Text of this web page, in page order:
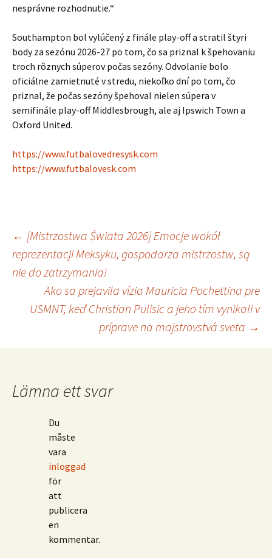
nesprávne rozhodnutie.“
Southampton bol vylúčený z finále play-off a stratil štyri
body za sezónu 2026-27 po tom, čo sa priznal k špehovaniu
troch rôznych súperov počas sezóny. Odvolanie bolo
oficiálne zamietnuté v stredu, niekoľko dní po tom, čo
priznal, že počas sezóny špehoval nielen súpera v
semifinále play-off Middlesbrough, ale aj Ipswich Town a
Oxford United.
https://www.futbalovedresysk.com
https://www.futbalovesk.com
Inläggsnavigering
← [Mistrzostwa Świata 2026] Emocje wokół
reprezentacji Meksyku, gospodarza mistrzostw, są
nie do zatrzymania!
Ako sa prejavila vízia Mauricia Pochettina pre
USMNT, keď Christian Pulisic a jeho tím vynikali v
príprave na majstrovstvá sveta →
Lämna ett svar
Du
måste
vara
inloggad
för
att
publicera
en
kommentar.